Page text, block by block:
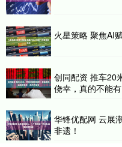
火星策略 聚焦AI
创同配资 推车20
侥幸，真的不能有
华锋优配网 云展
非遗！